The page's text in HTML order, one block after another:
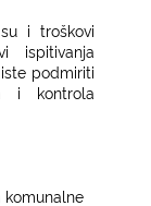
i troškovi
ispitivanja
podmiriti
i kontrola
komunalne